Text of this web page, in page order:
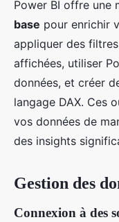
Power BI offre une
base pour enrichir
appliquer des
affichées, utiliser
données, et créer
langage DAX. Ces
vos données de
des insights
Gestion des
Connexion à des